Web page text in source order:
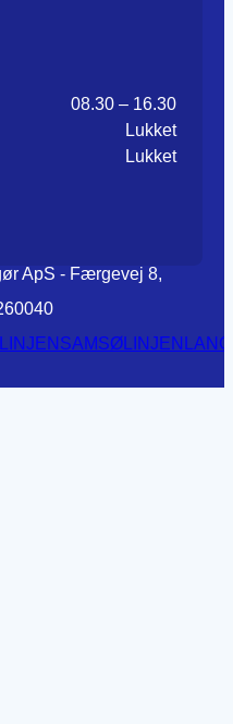
08.30 – 16.30
Lukket
Lukket
ApS - Færgevej 8,
SAMSØLINJEN